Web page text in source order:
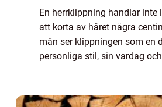
En herrklippning handlar inte
att korta av håret några
män ser klippningen som en
personliga stil, sin vardag
mellan...